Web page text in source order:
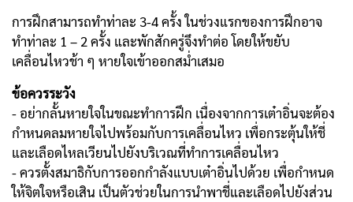
การฝึกสามารถทำท่าละ 3-4 ครั้ง ในช่วงแรกของการฝึกอาจ
ทำท่าละ 1 – 2 ครั้ง และพักสักครู่จึงทำต่อ โดยให้ขยับ
เคลื่อนไหวช้า ๆ หายใจเข้าออกสม่ำเสมอ
ข้อควรระวัง
- อย่ากลั้นหายใจในขณะทำการฝึก เนื่องจากการเต๋าอิ่นจะต้อง
กำหนดลมหายใจไปพร้อมกับการเคลื่อนไหว เพื่อกระตุ้นให้ชี่
และเลือดไหลเวียนไปยังบริเวณที่ทำการเคลื่อนไหว
- ควรตั้งสมาธิกับการออกกำลังแบบเต๋าอิ่นไปด้วย เพื่อกำหนด
ให้จิตใจหรือเสิน เป็นตัวช่วยในการนำพาชี่และเลือดไปยังส่วน